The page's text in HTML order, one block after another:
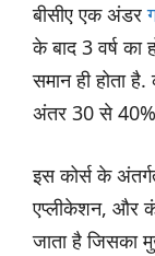
बीसीए एक अंडर
के बाद 3 वर्ष
समान ही होता
अंतर 30 से 40%
इस कोर्स के
एप्लीकेशन, और
जाता है जिसका